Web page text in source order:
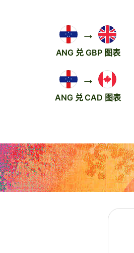
→
ANG 兑 GBP 图表
→
ANG 兑 CAD 图表